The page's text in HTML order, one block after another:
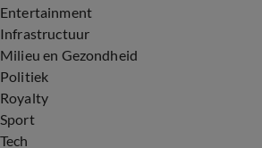
Entertainment
Infrastructuur
Milieu en Gezondheid
Politiek
Royalty
Sport
Tech